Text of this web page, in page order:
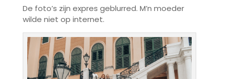
De foto’s zijn expres geblurred. M’n moeder
wilde niet op internet.